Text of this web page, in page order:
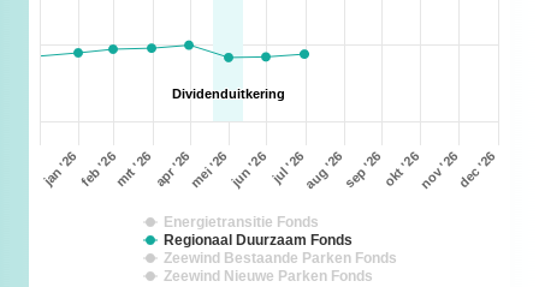
Dividenduitkering
Dividenduitkering
jan '26feb '26mrt '26apr '26mei '26jun '26jul '26aug '26sep '26okt '26nov '26dec '26
Energietransitie Fonds
Regionaal Duurzaam Fonds
Zeewind Bestaande Parken Fonds
Zeewind Nieuwe Parken Fonds